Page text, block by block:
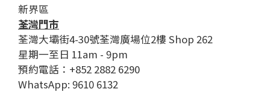
新界區
荃灣門市
荃灣大壩街4-30號荃灣廣場位2樓 Shop 262
星期一至日 11am - 9pm
預約電話：+852 2882 6290
WhatsApp: 9610 6132